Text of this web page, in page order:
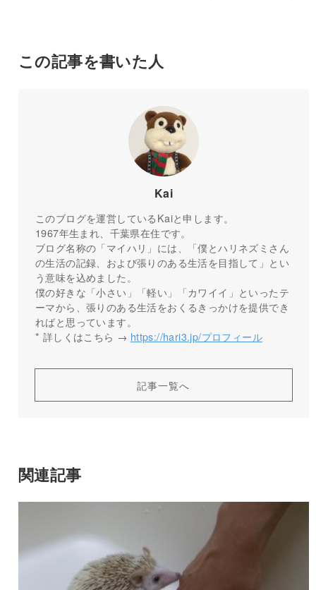
この記事を書いた人
Kai
このブログを運営しているKaiと申します。
1967年生まれ、千葉県在住です。
ブログ名称の「マイハリ」には、「僕とハリネズミさん
の生活の記録、および張りのある生活を目指して」とい
う意味を込めました。
僕の好きな「小さい」「軽い」「カワイイ」といったテ
ーマから、張りのある生活をおくるきっかけを提供でき
ればと思っています。
* 詳しくはこちら → https://hari3.jp/プロフィール
記事一覧へ
関連記事